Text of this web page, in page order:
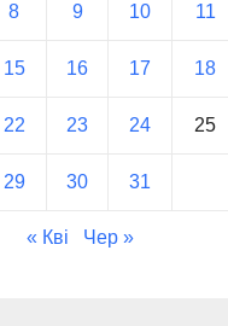
8 9 10 11
15 16 17 18
22 23 24 25
29 30 31
« Кві Чер »